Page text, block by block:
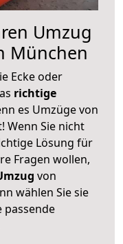
Umzug
München
Ecke oder
richtige
es Umzüge von
Wenn Sie nicht
Lösung für
Fragen wollen,
von
wählen Sie sie
passende